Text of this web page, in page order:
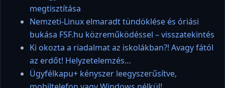
megtisztítása
Nemzeti-Linux elmaradt tündöklése és óriási
bukása FSF.hu közreműködéssel – visszatekintés
Ki okozta a riadalmat az iskolákban?! Avagy fától
az erdőt! Helyzetelemzés…
Ügyfélkapu+ kényszer leegyszerűsítve,